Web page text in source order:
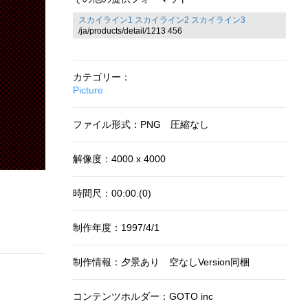
スカイライン1 スカイライン2 スカイライン3
/ja/products/detail/1213 456
カテゴリー：
Picture
ファイル形式：PNG 圧縮なし
解像度：4000 x 4000
時間尺：00:00.(0)
制作年度：1997/4/1
制作情報：夕景あり 空なしVersion同梱
コンテンツホルダー：GOTO inc